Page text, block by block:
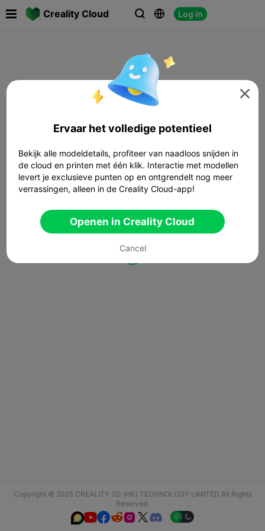
Creality Cloud   Log in
Copyright © 2025 CREALITY 3D (HK) TECHNOLOGY LIMITED All Rights
Reserved.
  

Ervaar het volledige potentieel
Bekijk alle modeldetails, profiteer van naadloos snijden in
de cloud en printen met één klik. Interactie met modellen
levert je exclusieve punten op en ontgrendelt nog meer
verrassingen, alleen in de Creality Cloud-app!
Openen in Creality Cloud
Cancel